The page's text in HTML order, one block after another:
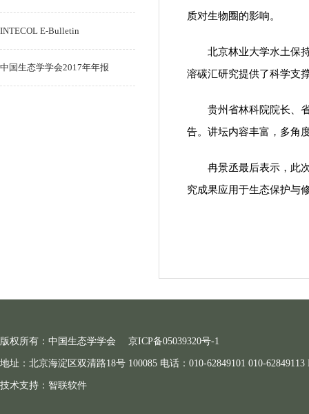
INTECOL E-Bulletin
中国生态学学会2017年年报
质对生物圈的影响。
北京林业大学水土保
溶碳汇研究提供了科学支
贵州省林科院院长、
告。讲坛内容丰富，多角
冉景丞最后表示，此
究成果应用于生态保护与
版权所有：中国生态学学会 京ICP备05039320号-1
地址：北京海淀区双清路18号 100085 电话：010-62849101 010-62849113
技术支持： 智联软件